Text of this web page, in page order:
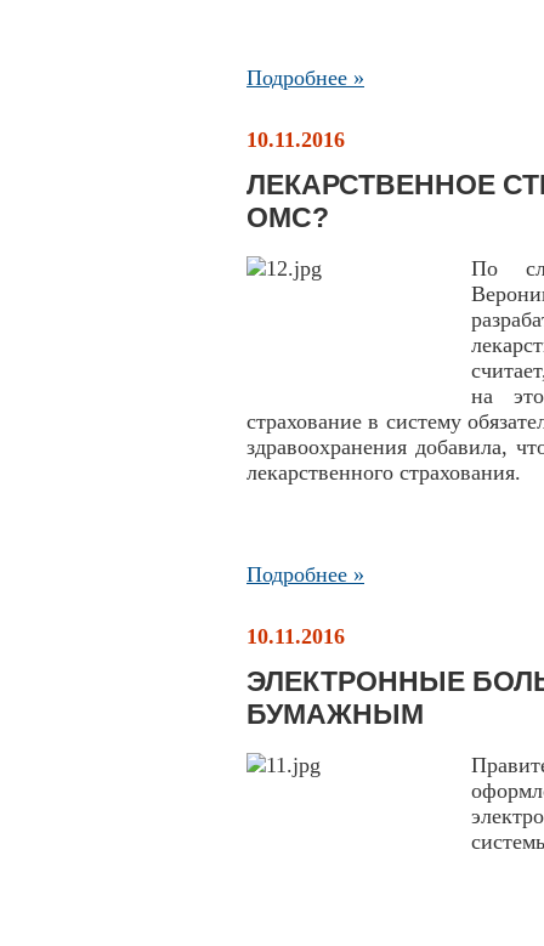
Подробнее »
10.11.2016
ЛЕКАРСТВЕННОЕ
ОМС?
По
на
страхование в систему
здравоохранения добавила,
лекарственного страхования.
Подробнее »
10.11.2016
ЭЛЕКТРОННЫЕ
БУМАЖНЫМ